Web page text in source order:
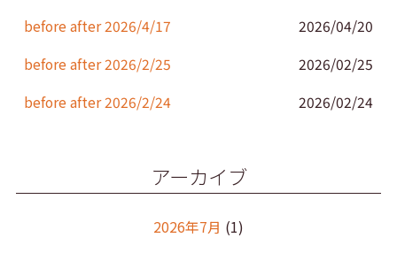
before after 2026/4/17
2026/04/20
before after 2026/2/25
2026/02/25
before after 2026/2/24
2026/02/24
アーカイブ
2026年7月 (1)